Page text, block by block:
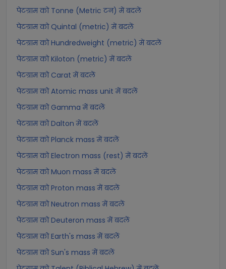
पेटग्राम को Tonne (Metric टन) में बदलें
पेटग्राम को Quintal (metric) में बदलें
पेटग्राम को Hundredweight (metric) में बदलें
पेटग्राम को Kiloton (metric) में बदलें
पेटग्राम को Carat में बदलें
पेटग्राम को Atomic mass unit में बदलें
पेटग्राम को Gamma में बदलें
पेटग्राम को Dalton में बदलें
पेटग्राम को Planck mass में बदलें
पेटग्राम को Electron mass (rest) में बदलें
पेटग्राम को Muon mass में बदलें
पेटग्राम को Proton mass में बदलें
पेटग्राम को Neutron mass में बदलें
पेटग्राम को Deuteron mass में बदलें
पेटग्राम को Earth's mass में बदलें
पेटग्राम को Sun's mass में बदलें